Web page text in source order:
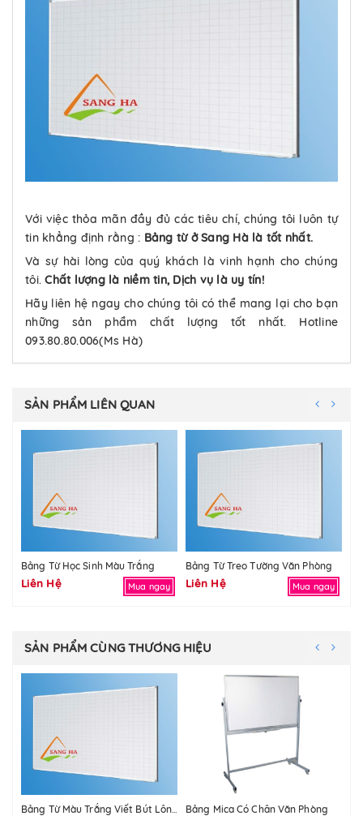
Với việc thỏa mãn đầy đủ các tiêu chí, chúng tôi luôn tự
tin khẳng định rằng : Bảng từ ở Sang Hà là tốt nhất.
Và sự hài lòng của quý khách là vinh hạnh cho chúng
tôi.Chất lượng là niềm tin, Dịch vụ là uy tín!
Hãy liên hệ ngay cho chúng tôi có thể mang lại cho bạn
những sản phẩm chất lượng tốt nhất. Hotline
093.80.80.006(Ms Hà)
SẢN PHẨM LIÊN QUAN
Bảng Từ Học Sinh Màu Trắng
Liên Hệ Mua ngay
Bảng Từ Treo Tường Văn Phòng
Liên Hệ Mua ngay
SẢN PHẨM CÙNG THƯƠNG HIỆU
Bảng Mica Có Chân Văn Phòng